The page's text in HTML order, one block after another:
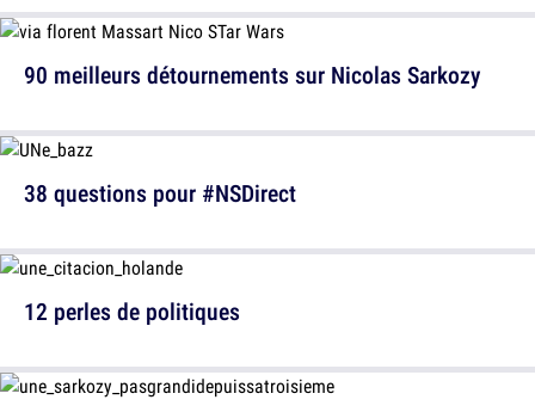
90 meilleurs détournements sur Nicolas Sarkozy
12 perles de politiques
38 questions pour #NSDirect